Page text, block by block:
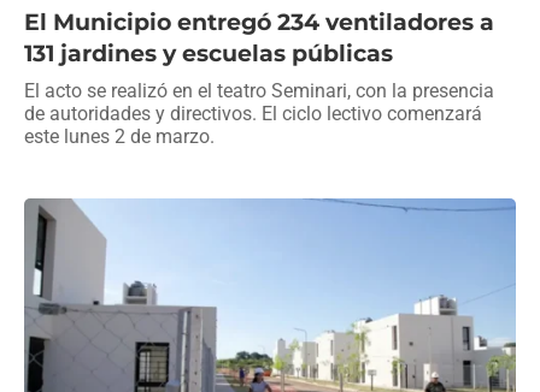
El Municipio entregó 234 ventiladores a
131 jardines y escuelas públicas
El acto se realizó en el teatro Seminari, con la presencia
de autoridades y directivos. El ciclo lectivo comenzará
este lunes 2 de marzo.